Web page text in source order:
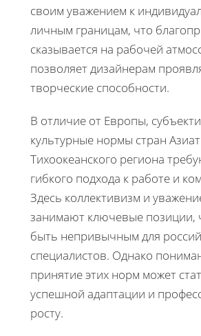
своим уважением к
личным границам, что
сказывается на рабочей
позволяет дизайнерам
творческие способности.
В отличие от Европы,
культурные нормы стран
Тихоокеанского региона
гибкого подхода к работе и
Здесь коллективизм и
занимают ключевые позиции,
быть непривычным для
специалистов. Однако
принятие этих норм может
успешной адаптации и
росту.